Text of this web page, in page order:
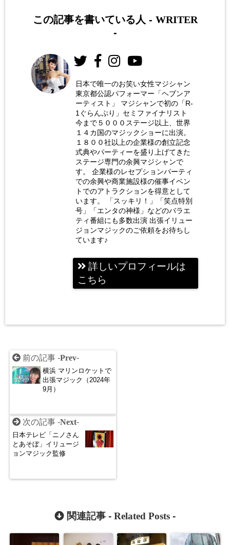
この記事を書いている人 - WRITER
-
日本で唯一のお笑い女性マジシャン
東京都公認パフォーマー「ヘブンア
ーティスト」 マジシャンで初の「R-
1ぐらんぷり」セミファイナリスト
今まで５０００ステージ以上、世界
１４カ国のマジックショーに出演。
１８００社以上の企業様の創立記念
式典やパーティーを盛り上げてきた
ステージ専門の余興マジシャンで
す。 企業様のレセプションパーティ
での余興や商業施設様の催事イベン
トでのアトラクションを得意として
います。 「スッキリ！」「笑点特別
号」「エンタの神様」などのバラエ
ティ番組にも多数出演 出張イリュー
ジョンマジックのご依頼をお待ちし
ています♪
詳しいプロフィールは
こちら
前の記事 -Prev-
横浜 マリンロケットで
出張マジック（2024年
9月）
次の記事 -Next-
日本テレビ「ニノさん
とあそぼ」イリュージ
ョンマジック監修
関連記事 - Related Posts -